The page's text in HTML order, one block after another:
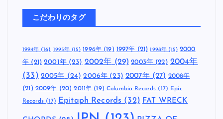
こだわりのタグ
1994年(16) 1995年 (15) 1996年(19) 1997年 (21) 1998年 (15) 2000
年 (21) 2001年(23) 2002年 (29) 2003年 (22) 2004年
(33) 2005年 (24) 2006年 (23) 2007年(27) 2008年
(21) 2009年 (20) 2011年 (19) Columbia Records (17) Epic
Records (17) Epitaph Records (32) FAT WRECK